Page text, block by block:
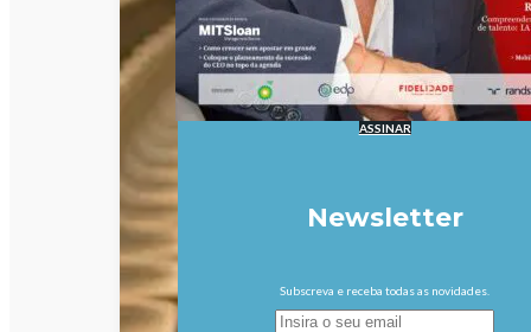
ASSINAR
Newsletter
Subscreva e receba todas as novidades.